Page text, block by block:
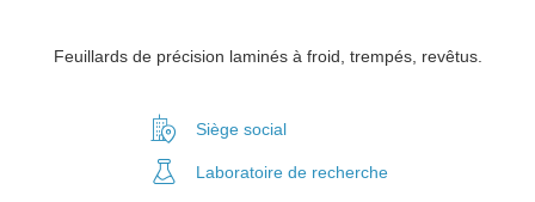
Feuillards de précision laminés à froid, trempés, revêtus.
Siège social
Laboratoire de recherche